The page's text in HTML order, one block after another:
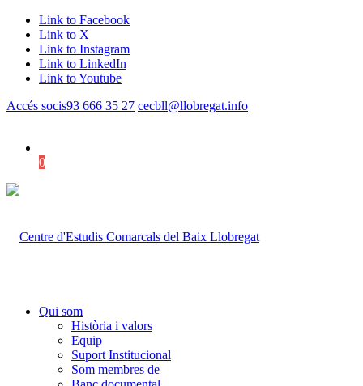
Link to Facebook
Link to X
Link to Instagram
Link to LinkedIn
Link to Youtube
Accés socis93 666 35 27 cecbll@llobregat.info
0
Qui som
Història i valors
Equip
Suport Institucional
Som membres de